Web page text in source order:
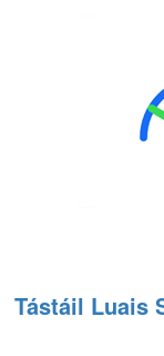
Tástáil Luais